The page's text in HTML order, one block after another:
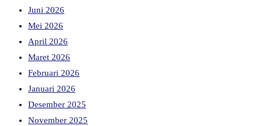
Juni 2026
Mei 2026
April 2026
Maret 2026
Februari 2026
Januari 2026
Desember 2025
November 2025